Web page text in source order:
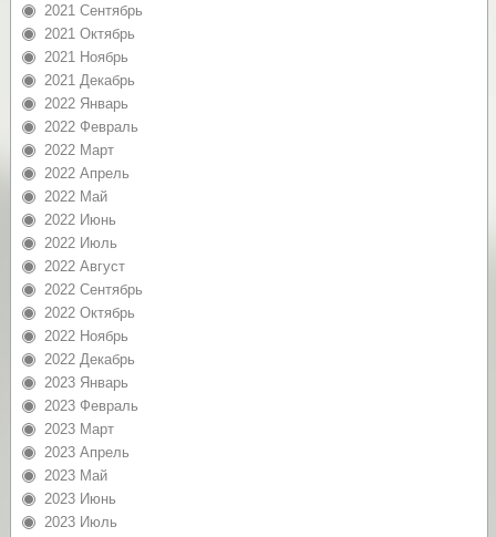
2021 Сентябрь
2021 Октябрь
2021 Ноябрь
2021 Декабрь
2022 Январь
2022 Февраль
2022 Март
2022 Апрель
2022 Май
2022 Июнь
2022 Июль
2022 Август
2022 Сентябрь
2022 Октябрь
2022 Ноябрь
2022 Декабрь
2023 Январь
2023 Февраль
2023 Март
2023 Апрель
2023 Май
2023 Июнь
2023 Июль